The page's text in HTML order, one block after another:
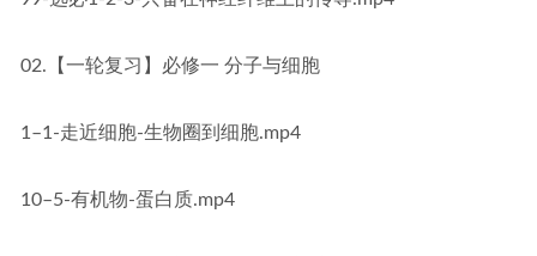
02.【一轮复习】必修一 分子与细胞
1–1-走近细胞-生物圈到细胞.mp4
10–5-有机物-蛋白质.mp4